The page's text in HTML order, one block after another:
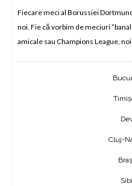
Fiecare meci al Borussiei
noi. Fie că vorbim de meciuri
amicale sau Champions League,
Cluj-